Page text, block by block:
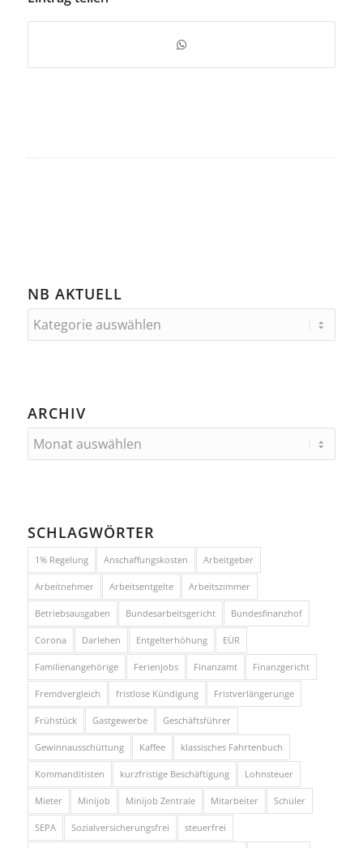
NB AKTUELL
ARCHIV
SCHLAGWÖRTER
1% Regelung Anschaffungskosten Arbeitgeber
Arbeitnehmer Arbeitsentgelte Arbeitszimmer
Betriebsausgaben Bundesarbeitsgericht Bundesfinanzhof
Corona Darlehen Entgelterhöhung EÜR
Familienangehörige Ferienjobs Finanzamt Finanzgericht
Fremdvergleich fristlose Kündigung Fristverlängerunge
Frühstück Gastgewerbe Geschäftsführer
Gewinnausschüttung Kaffee klassisches Fahrtenbuch
Kommanditisten kurzfristige Beschäftigung Lohnsteuer
Mieter Minijob Minijob Zentrale Mitarbeiter Schüler
SEPA Sozialversicherungsfrei steuerfrei